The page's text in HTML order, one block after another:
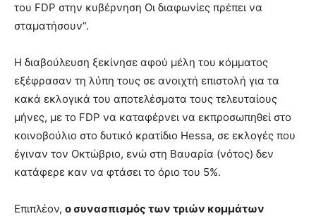
του FDP στην κυβέρνηση Οι διαφωνίες πρέπει να
σταματήσουν“.
Η διαβούλευση ξεκίνησε αφού μέλη του κόμματος
εξέφρασαν τη λύπη τους σε ανοιχτή επιστολή για τα
κακά εκλογικά του αποτελέσματα τους τελευταίους
μήνες, με το FDP να καταφέρνει να εκπροσωπηθεί στο
κοινοβούλιο στο δυτικό κρατίδιο Hessa, σε εκλογές που
έγιναν τον Οκτώβριο, ενώ στη Βαυαρία (νότος) δεν
κατάφερε καν να φτάσει το όριο του 5%.
Επιπλέον, ο συνασπισμός των τριών κομμάτων